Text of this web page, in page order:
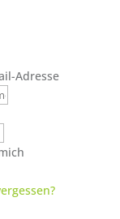
Adresse